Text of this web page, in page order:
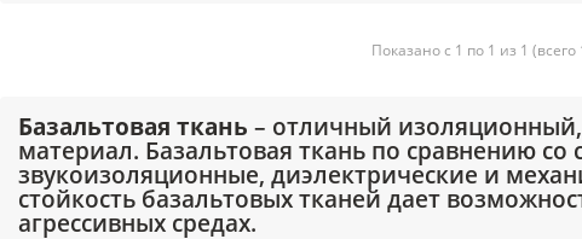
Показано с 1 по 1 из 1
Базальтовая ткань – отличный
материал. Базальтовая ткань по сравнению
звукоизоляционные, диэлектрические и
стойкость базальтовых тканей дает
агрессивных средах.